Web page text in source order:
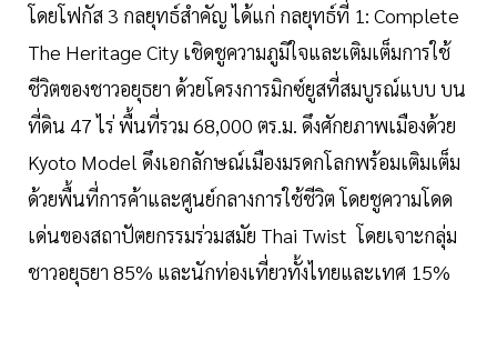
โดยโฟกัส 3 กลยุทธ์สำคัญ ได้แก่ กลยุทธ์ที่ 1: Complete
The Heritage City เชิดชูความภูมิใจและเติมเต็มการใช้
ชีวิตของชาวอยุธยา ด้วยโครงการมิกซ์ยูสที่สมบูรณ์แบบ บน
ที่ดิน 47 ไร่ พื้นที่รวม 68,000 ตร.ม. ดึงศักยภาพเมืองด้วย
Kyoto Model ดึงเอกลักษณ์เมืองมรดกโลกพร้อมเติมเต็ม
ด้วยพื้นที่การค้าและศูนย์กลางการใช้ชีวิต โดยชูความโดด
เด่นของสถาปัตยกรรมร่วมสมัย Thai Twist โดยเจาะกลุ่ม
ชาวอยุธยา 85% และนักท่องเที่ยวทั้งไทยและเทศ 15%